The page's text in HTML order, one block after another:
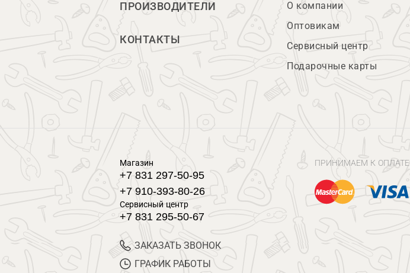
ПРОИЗВОДИТЕЛИ
КОНТАКТЫ
О компании
Оптовикам
Сервисный центр
Подарочные карты
Магазин
+7 831 297-50-95
+7 910-393-80-26
Сервисный центр
+7 831 295-50-67
ЗАКАЗАТЬ ЗВОНОК
ГРАФИК РАБОТЫ
ПРИНИМАЕМ К ОПЛАТЕ